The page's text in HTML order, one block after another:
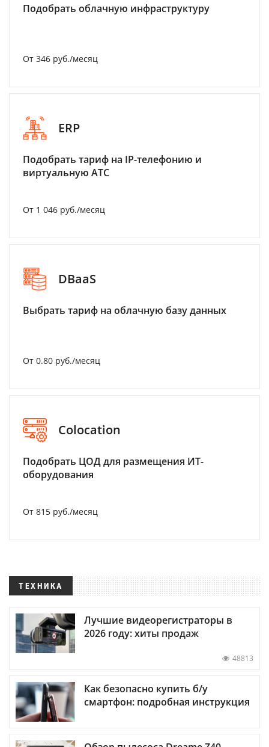
Подобрать облачную инфраструктуру
От 346 руб./месяц
ERP
Подобрать тариф на IP-телефонию и
виртуальную АТС
От 1 046 руб./месяц
DBaaS
Выбрать тариф на облачную базу данных
От 0.80 руб./месяц
Colocation
Подобрать ЦОД для размещения ИТ-
оборудования
От 815 руб./месяц
ТЕХНИКА
Лучшие видеорегистраторы в
2026 году: хиты продаж
48813
Как безопасно купить б/у
смартфон: подробная инструкция